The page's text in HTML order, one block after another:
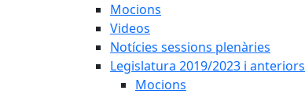
Mocions
Videos
Notícies sessions plenàries
Legislatura 2019/2023 i anteriors
Mocions